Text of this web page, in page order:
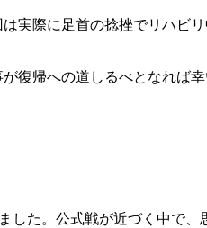
実際に足首の捻挫でリハビ
復帰への道しるべとなれば
た。公式戦が近づく中で